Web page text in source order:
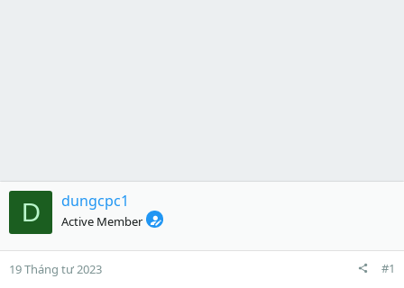
D dungcpc1
Active Member
19 Tháng tư 2023 #1